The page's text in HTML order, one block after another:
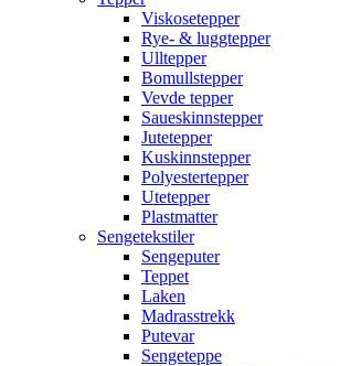
Viskosetepper
Rye- & luggtepper
Ulltepper
Bomullstepper
Vevde tepper
Saueskinnstepper
Jutetepper
Kuskinnstepper
Polyestertepper
Utetepper
Plastmatter
Sengetekstiler
Sengeputer
Teppet
Laken
Madrasstrekk
Putevar
Sengeteppe